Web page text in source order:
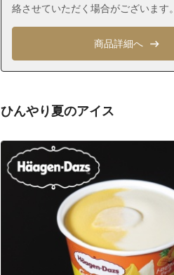
東京都江戸川区春江町５丁目
東京都江戸川区東葛西６丁目
東京都江戸川区東葛西７丁目
東京都江戸川区東葛西８丁目
東京都江戸川区東葛西９丁目
東京都江戸川区船堀１丁目
東京都江戸川区船堀２丁目
絡させていただく場合がございます。
商品詳細へ
ひんやり夏のアイス